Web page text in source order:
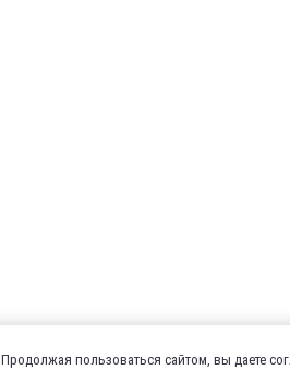
Продолжая пользоваться сайтом, вы даете